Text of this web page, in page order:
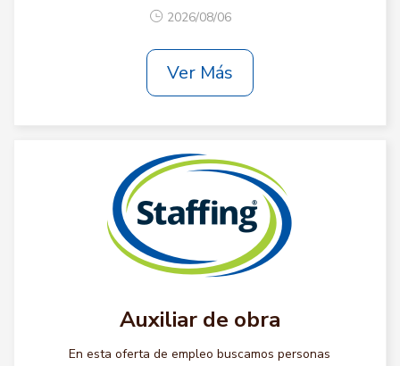
2026/08/06
Ver Más
Auxiliar de obra
En esta oferta de empleo buscamos personas